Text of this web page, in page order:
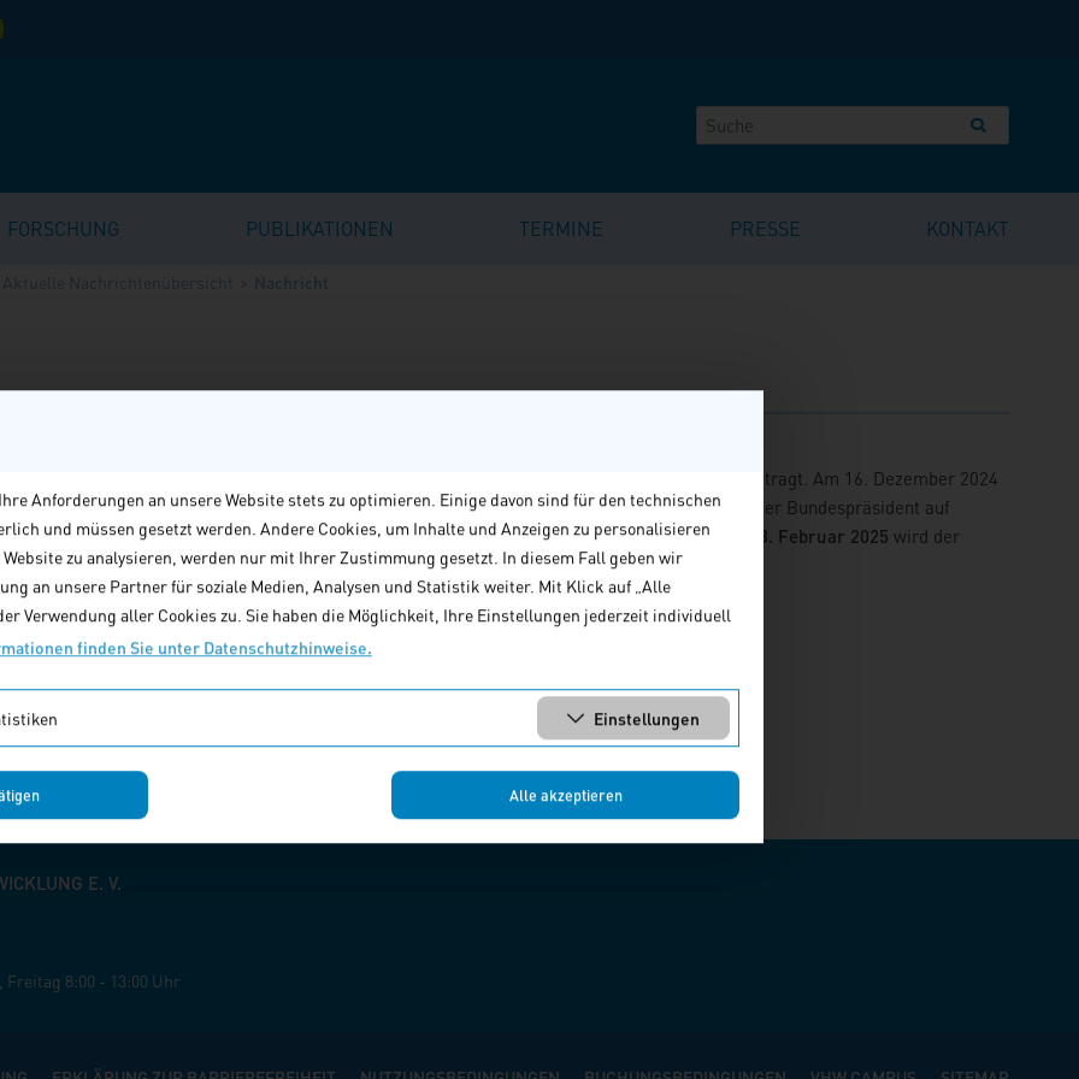
Anforderungen an unsere Website stets zu optimieren. Einige davon sind für den technischen
und müssen gesetzt werden. Andere Cookies, um Inhalte und Anzeigen zu personalisieren
zu analysieren, werden nur mit Ihrer Zustimmung gesetzt. In diesem Fall geben wir
an unsere Partner für soziale Medien, Analysen und Statistik weiter. Mit Klick auf „Alle
Verwendung aller Cookies zu. Sie haben die Möglichkeit, Ihre Einstellungen jederzeit individuell
finden Sie unter Datenschutzhinweise.
Einstellungen
Alle akzeptieren
FORSCHUNG PUBLIKATIONEN TERMINE PRESSE KONTAKT
Aktuelle Nachrichtenübersicht Nachricht
Olaf Scholz hat am 11. Dezember 2024 im Bundestag die sogenannte Vertrauensfrage beantragt. Am 16. Dezember 2024
des Bundestages dem Bundeskanzler nicht das Vertrauen ausgesprochen. Nun kann der Bundespräsident auf
Bundeskanzlers den Bundestag auflösen und es kommt zu Neuwahlen. Voraussichtlich am
23. Februar 2025 wird der
neu gewählt werden.
Informationen:Die Bundesregierung, Mitteilung vom 16. Dezember 2024
E. V.
Freitag 8:00 - 13:00 Uhr